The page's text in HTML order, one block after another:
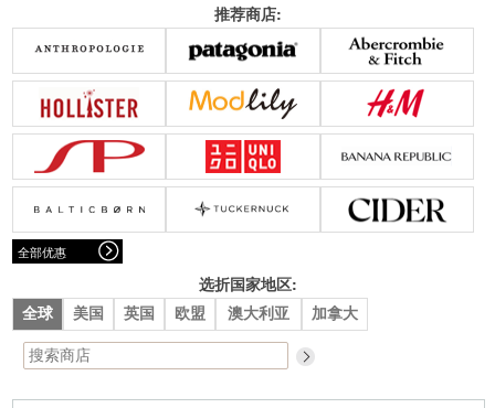
手提包
手拿包
购物包
肩挎包
斜挎包
背包
上架新款
$100以下
$200以下
折扣
高跟鞋
凉鞋
靴子
楔形鞋
平底鞋
休闲鞋
上架新款
$100以下
$200以下
折扣
配饰
腰带
围巾
小包
手表/珠宝
上架新款
$100以下
服装
连衣裙
裙子
大衣/夹克
上衣/毛线衣
上架新款
折扣
流行系列
著名品牌
流行品牌
新潮别致
悠闲运动
推荐商店:
全部优惠
选折国家地区:
全球 美国 英国 欧盟 澳大利亚 加拿大